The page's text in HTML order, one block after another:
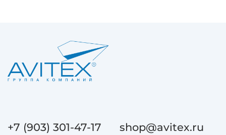
+7 (903) 301-47-17 shop@avitex.ru